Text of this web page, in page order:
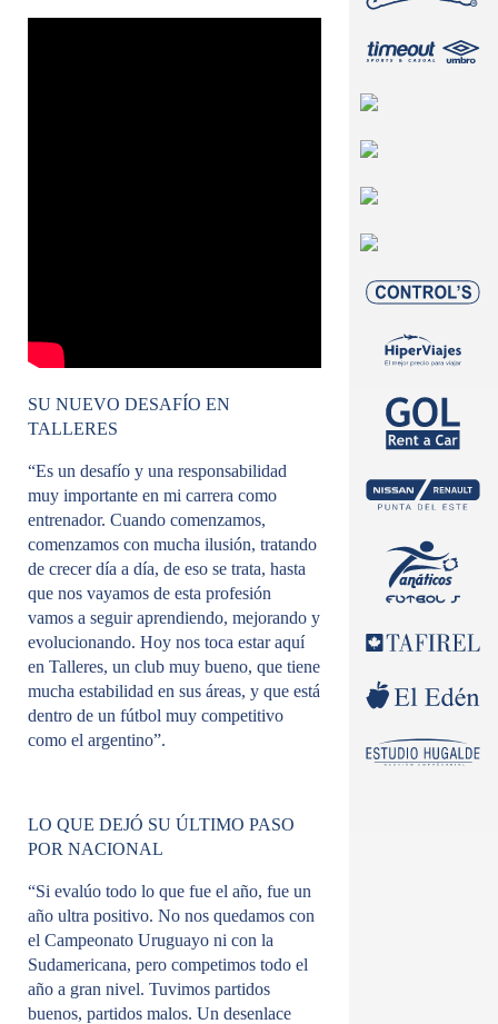
SU NUEVO DESAFÍO EN
TALLERES
“Es un desafío y una responsabilidad
muy importante en mi carrera como
entrenador. Cuando comenzamos,
comenzamos con mucha ilusión, tratando
de crecer día a día, de eso se trata, hasta
que nos vayamos de esta profesión
vamos a seguir aprendiendo, mejorando y
evolucionando. Hoy nos toca estar aquí
en Talleres, un club muy bueno, que tiene
mucha estabilidad en sus áreas, y que está
dentro de un fútbol muy competitivo
como el argentino”.
LO QUE DEJÓ SU ÚLTIMO PASO
POR NACIONAL
“Si evalúo todo lo que fue el año, fue un
año ultra positivo. No nos quedamos con
el Campeonato Uruguayo ni con la
Sudamericana, pero competimos todo el
año a gran nivel. Tuvimos partidos
buenos, partidos malos. Un desenlace